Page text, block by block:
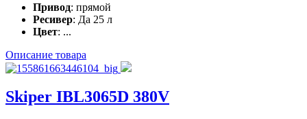
Привод: прямой
Ресивер: Да 25 л
Цвет: ...
Описание товара
Skiper IBL3065D 380V